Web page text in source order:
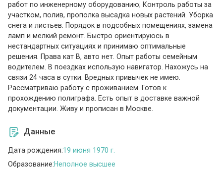
работ по инженерному оборудованию; Контроль работы за
участком, полив, прополка высадка новых растений. Уборка
снега и листьев. Порядок в подсобных помещениях, замена
ламп и мелкий ремонт. Быстро ориентируюсь в
нестандартных ситуациях и принимаю оптимальные
решения. Права кат В, авто нет. Опыт работы семейным
водителем. В поездках использую навигатор. Нахожусь на
связи 24 часа в сутки. Вредных привычек не имею.
Рассматриваю работу с проживанием. Готов к
прохождению полиграфа. Есть опыт в доставке важной
документации. Живу и прописан в Москве.
Данные
Дата рождения:19 июня 1970 г.
Образование:Неполное высшее